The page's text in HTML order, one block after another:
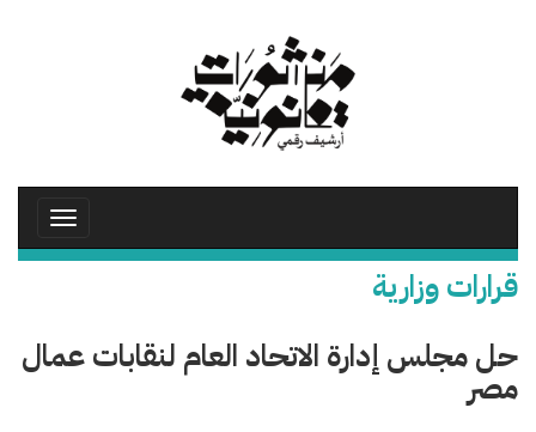
Toggle
قرارات وزارية
حل مجلس إدارة الاتحاد العام لنقابات عمال
مصر